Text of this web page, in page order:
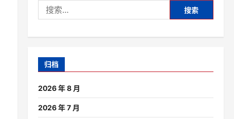
索：
归档
2026 年 8 月
2026 年 7 月